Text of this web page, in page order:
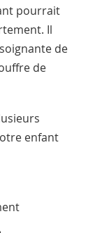
pourrait
Il
de
de
enfant